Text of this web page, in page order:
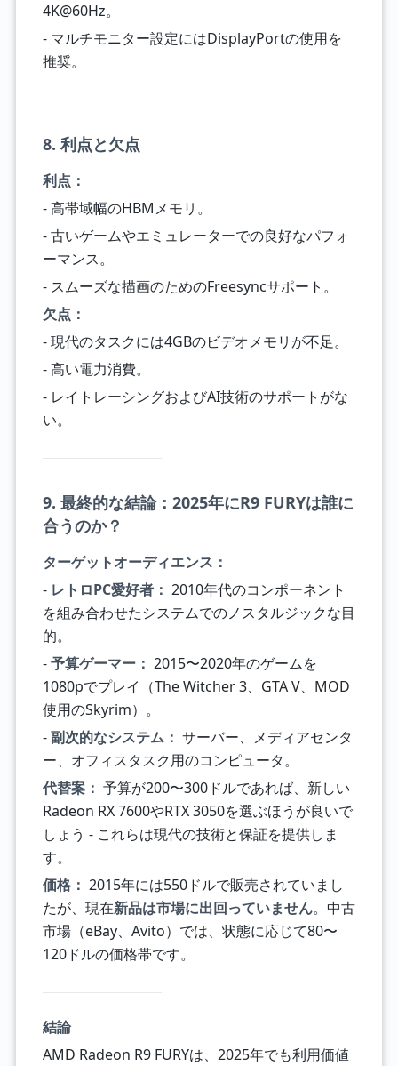
4K@60Hz。
- マルチモニター設定にはDisplayPortの使用を
推奨。
8. 利点と欠点
利点：
- 高帯域幅のHBMメモリ。
- 古いゲームやエミュレーターでの良好なパフォ
ーマンス。
- スムーズな描画のためのFreesyncサポート。
欠点：
- 現代のタスクには4GBのビデオメモリが不足。
- 高い電力消費。
- レイトレーシングおよびAI技術のサポートがな
い。
9. 最終的な結論：2025年にR9 FURYは誰に
合うのか？
ターゲットオーディエンス：
- レトロPC愛好者： 2010年代のコンポーネント
を組み合わせたシステムでのノスタルジックな目
的。
-予算ゲーマー： 2015〜2020年のゲームを
1080pでプレイ（The Witcher 3、GTA V、MOD
使用のSkyrim）。
-副次的なシステム： サーバー、メディアセンタ
ー、オフィスタスク用のコンピュータ。
代替案： 予算が200〜300ドルであれば、新しい
Radeon RX 7600やRTX 3050を選ぶほうが良いで
しょう - これらは現代の技術と保証を提供しま
す。
価格： 2015年には550ドルで販売されていまし
たが、現在新品は市場に出回っていません。中古
市場（eBay、Avito）では、状態に応じて80〜
120ドルの価格帯です。
結論
AMD Radeon R9 FURYは、2025年でも利用価値